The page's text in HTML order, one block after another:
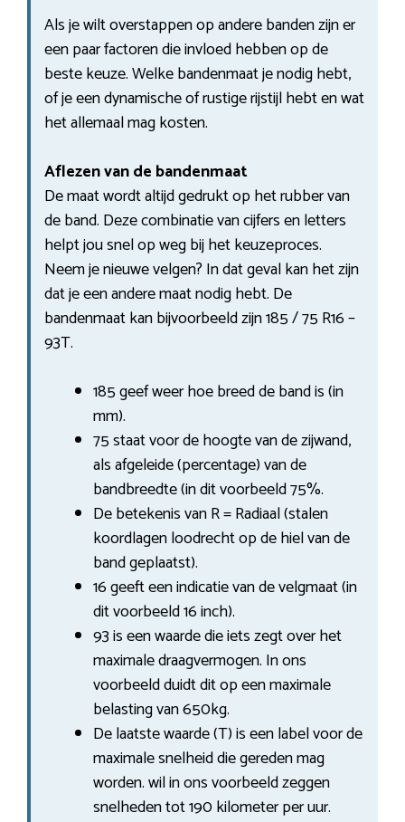
Als je wilt overstappen op andere banden zijn er
een paar factoren die invloed hebben op de
beste keuze. Welke bandenmaat je nodig hebt,
of je een dynamische of rustige rijstijl hebt en wat
het allemaal mag kosten.
Aflezen van de bandenmaat
De maat wordt altijd gedrukt op het rubber van
de band. Deze combinatie van cijfers en letters
helpt jou snel op weg bij het keuzeproces.
Neem je nieuwe velgen? In dat geval kan het zijn
dat je een andere maat nodig hebt. De
bandenmaat kan bijvoorbeeld zijn 185 / 75 R16 –
93T.
185 geef weer hoe breed de band is (in
mm).
75 staat voor de hoogte van de zijwand,
als afgeleide (percentage) van de
bandbreedte (in dit voorbeeld 75%.
De betekenis van R = Radiaal (stalen
koordlagen loodrecht op de hiel van de
band geplaatst).
16 geeft een indicatie van de velgmaat (in
dit voorbeeld 16 inch).
93 is een waarde die iets zegt over het
maximale draagvermogen. In ons
voorbeeld duidt dit op een maximale
belasting van 650kg.
De laatste waarde (T) is een label voor de
maximale snelheid die gereden mag
worden. wil in ons voorbeeld zeggen
snelheden tot 190 kilometer per uur.